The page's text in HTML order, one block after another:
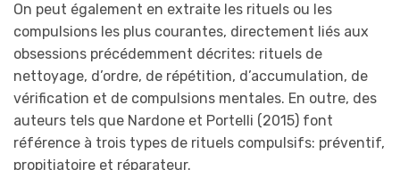
On peut également en extraite les rituels ou les
compulsions les plus courantes, directement liés aux
obsessions précédemment décrites: rituels de
nettoyage, d’ordre, de répétition, d’accumulation, de
vérification et de compulsions mentales. En outre, des
auteurs tels que Nardone et Portelli (2015) font
référence à trois types de rituels compulsifs: préventif,
propitiatoire et réparateur.